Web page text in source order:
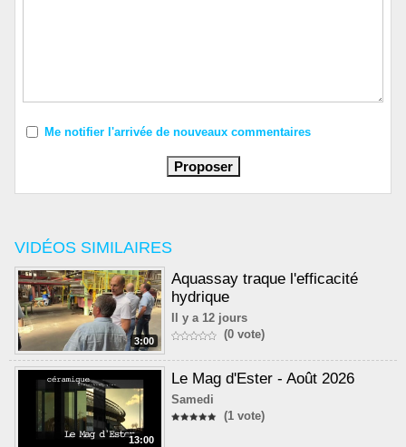
VIDÉOS SIMILAIRES
3:00
Aquassay traque l'efficacité
hydrique
Il y a 12 jours
(0 vote)
13:00
Le Mag d'Ester - Août 2026
Samedi
(1 vote)
Me notifier l'arrivée de nouveaux commentaires